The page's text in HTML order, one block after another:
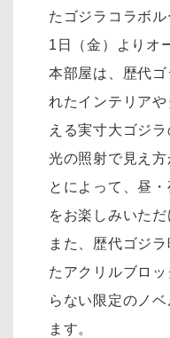
たゴジラコラボ
1日（金）よりオ
本部屋は、歴代
れたインテリア
える実寸大ゴジ
光の照射で見え
とによって、昼
をお楽しみいただ
また、歴代ゴジ
たアクリルブロ
らない限定のノ
ます。